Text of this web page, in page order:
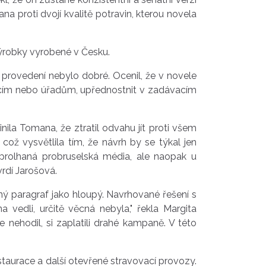
proti dvojí kvalitě potravin, kterou novela
vyrobené v Česku.
nebylo dobré. Ocenil, že v novele
nebo úřadům, upřednostnit v zadávacím
Tomana, že ztratil odvahu jít proti všem
vysvětlila tím, že návrh by se týkal jen
probruselská média, ale naopak u
Jarošová.
paragraf jako hloupý. Navrhované řešení s
vedli, určitě věcná nebyla," řekla Margita
si zaplatili drahé kampaně. V této
a další otevřené stravovací provozy.